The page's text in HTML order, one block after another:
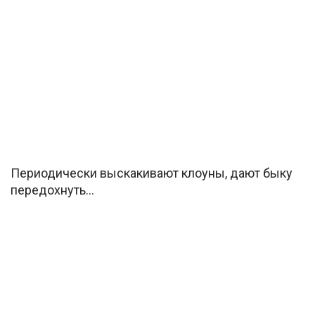
Периодически выскакивают клоуны, дают быку
передохнуть…